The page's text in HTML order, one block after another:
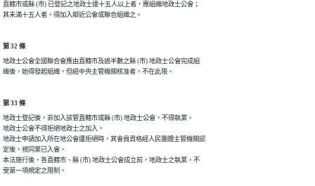
直轄市或縣 (市) 已登記之地政士達十五人以上者，應組織地政士公會；
其未滿十五人者，得加入鄰近公會或聯合組織之。
第 32 條
地政士公會全國聯合會應由直轄市及過半數之縣 (市) 地政士公會完成組
織後，始得發起組織。但經中央主管機關核准者，不在此限。
第 33 條
地政士登記後，非加入該管直轄市或縣 (市) 地政士公會，不得執業。
地政士公會不得拒絕地政士之加入。
地政士申請加入所在地公會遭拒絕時，其會員資格經人民團體主管機關認
定後，視同業已入會。
本法施行後，各直轄市、縣 (市) 地政士公會成立前，地政士之執業，不
受第一項規定之限制。